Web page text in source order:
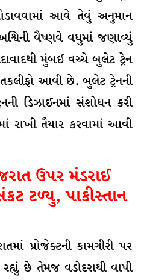
આવે તેવું અનુમાન
વૈષ્ણવે વધુમાં જણાવ્યું
મુંબઈ વચ્ચે બુલેટ ટ્રેન
આવી છે. બુલેટ ટ્રેનની
ડિઝાઈનમાં સંશોધન કરી
રાખી તૈયાર કરવામાં આવી
ઉપર મંડરાઈ
ટળ્યુ, પાકીસ્તાન
પ્રોજેક્ટની કામગીરી પર
છે તેમજ વડોદરાથી વાપી